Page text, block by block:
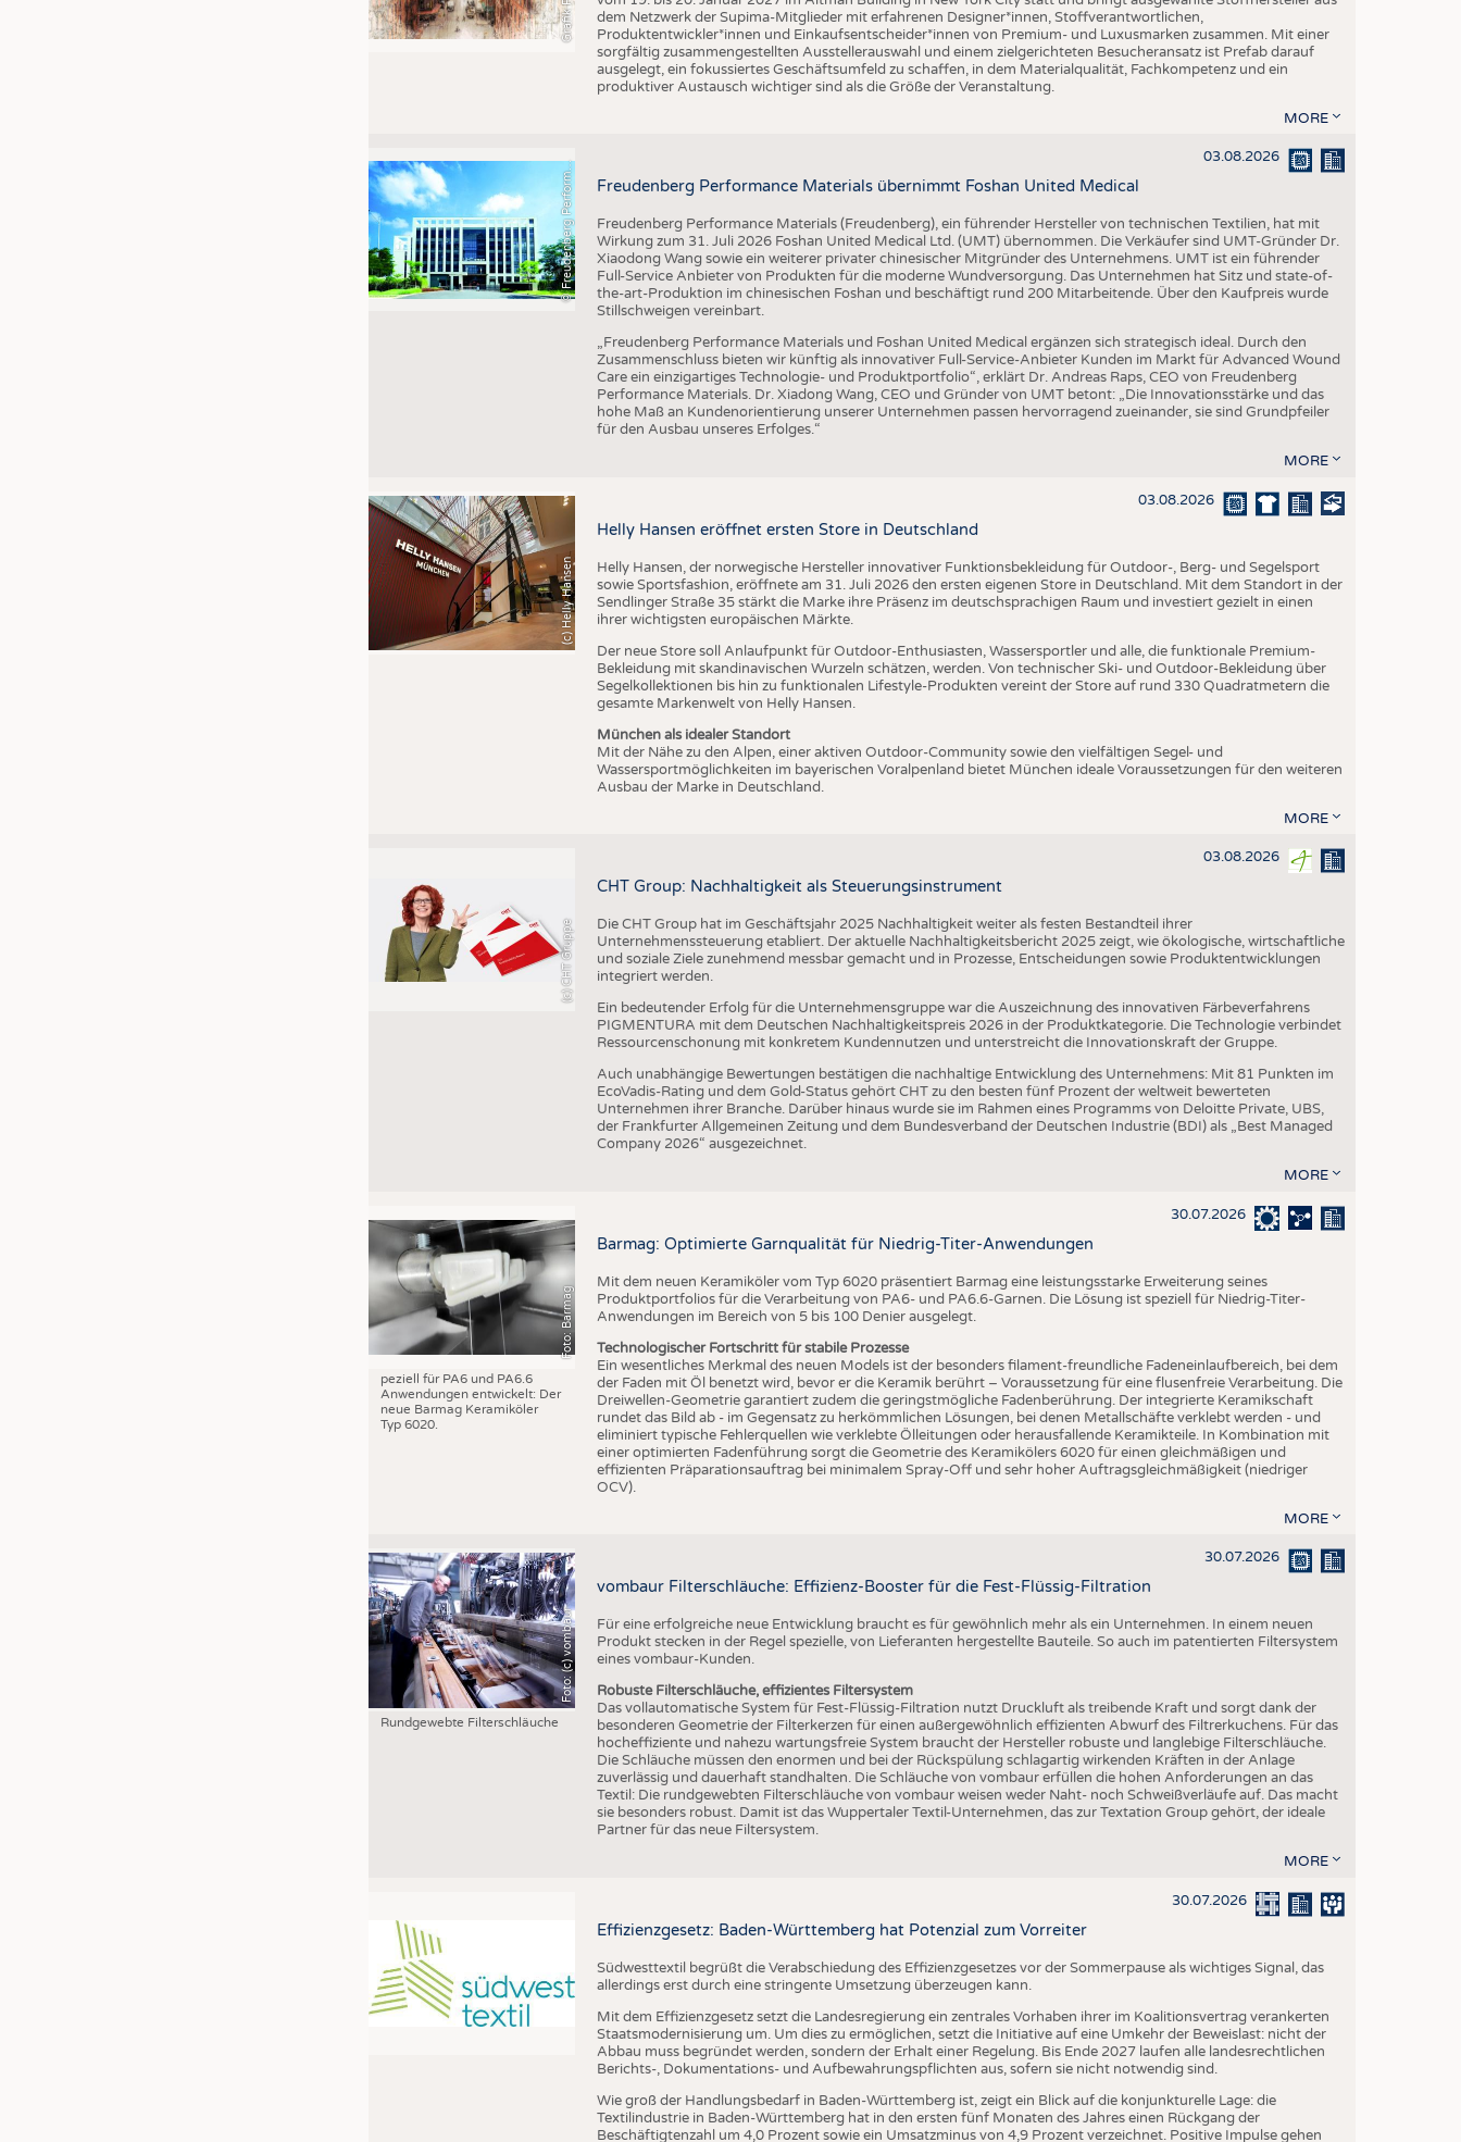
dem Netzwerk der Supima-Mitglieder mit erfahrenen Designer*innen, Stoffverantwortlichen,
Produktentwickler*innen und Einkaufsentscheider*innen von Premium- und Luxusmarken zusammen. Mit einer
sorgfältig zusammengestellten Ausstellerauswahl und einem zielgerichteten Besucheransatz ist Prefab darauf
ausgelegt, ein fokussiertes Geschäftsumfeld zu schaffen, in dem Materialqualität, Fachkompetenz und ein
produktiver Austausch wichtiger sind als die Größe der Veranstaltung.
MORE
©
F
r
e
u
d
e
n
b
e
r
g
P
e
r
f
o
r
m
a
n
c
e
M
a
t
e
r
i
a
l
s 03.08.2026
Freudenberg Performance Materials übernimmt Foshan United Medical
Freudenberg Performance Materials (Freudenberg), ein führender Hersteller von technischen Textilien, hat mit
Wirkung zum 31. Juli 2026 Foshan United Medical Ltd. (UMT) übernommen. Die Verkäufer sind UMT-Gründer Dr.
Xiaodong Wang sowie ein weiterer privater chinesischer Mitgründer des Unternehmens. UMT ist ein führender
Full-Service Anbieter von Produkten für die moderne Wundversorgung. Das Unternehmen hat Sitz und state-of-
the-art-Produktion im chinesischen Foshan und beschäftigt rund 200 Mitarbeitende. Über den Kaufpreis wurde
Stillschweigen vereinbart.
„Freudenberg Performance Materials und Foshan United Medical ergänzen sich strategisch ideal. Durch den
Zusammenschluss bieten wir künftig als innovativer Full-Service-Anbieter Kunden im Markt für Advanced Wound
Care ein einzigartiges Technologie- und Produktportfolio“, erklärt Dr. Andreas Raps, CEO von Freudenberg
Performance Materials. Dr. Xiadong Wang, CEO und Gründer von UMT betont: „Die Innovationsstärke und das
hohe Maß an Kundenorientierung unserer Unternehmen passen hervorragend zueinander, sie sind Grundpfeiler
für den Ausbau unseres Erfolges.“
MORE
(c) Helly Hansen
03.08.2026
Helly Hansen eröffnet ersten Store in Deutschland
Helly Hansen, der norwegische Hersteller innovativer Funktionsbekleidung für Outdoor-, Berg- und Segelsport
sowie Sportsfashion, eröffnete am 31. Juli 2026 den ersten eigenen Store in Deutschland. Mit dem Standort in der
Sendlinger Straße 35 stärkt die Marke ihre Präsenz im deutschsprachigen Raum und investiert gezielt in einen
ihrer wichtigsten europäischen Märkte.
Der neue Store soll Anlaufpunkt für Outdoor-Enthusiasten, Wassersportler und alle, die funktionale Premium-
Bekleidung mit skandinavischen Wurzeln schätzen, werden. Von technischer Ski- und Outdoor-Bekleidung über
Segelkollektionen bis hin zu funktionalen Lifestyle-Produkten vereint der Store auf rund 330 Quadratmetern die
gesamte Markenwelt von Helly Hansen.
München als idealer Standort
Mit der Nähe zu den Alpen, einer aktiven Outdoor-Community sowie den vielfältigen Segel- und
Wassersportmöglichkeiten im bayerischen Voralpenland bietet München ideale Voraussetzungen für den weiteren
Ausbau der Marke in Deutschland.
MORE
(c) CHT Gruppe
03.08.2026
CHT Group: Nachhaltigkeit als Steuerungsinstrument
Die CHT Group hat im Geschäftsjahr 2025 Nachhaltigkeit weiter als festen Bestandteil ihrer
Unternehmenssteuerung etabliert. Der aktuelle Nachhaltigkeitsbericht 2025 zeigt, wie ökologische, wirtschaftliche
und soziale Ziele zunehmend messbar gemacht und in Prozesse, Entscheidungen sowie Produktentwicklungen
integriert werden.
Ein bedeutender Erfolg für die Unternehmensgruppe war die Auszeichnung des innovativen Färbeverfahrens
PIGMENTURA mit dem Deutschen Nachhaltigkeitspreis 2026 in der Produktkategorie. Die Technologie verbindet
Ressourcenschonung mit konkretem Kundennutzen und unterstreicht die Innovationskraft der Gruppe.
Auch unabhängige Bewertungen bestätigen die nachhaltige Entwicklung des Unternehmens: Mit 81 Punkten im
EcoVadis-Rating und dem Gold-Status gehört CHT zu den besten fünf Prozent der weltweit bewerteten
Unternehmen ihrer Branche. Darüber hinaus wurde sie im Rahmen eines Programms von Deloitte Private, UBS,
der Frankfurter Allgemeinen Zeitung und dem Bundesverband der Deutschen Industrie (BDI) als „Best Managed
Company 2026“ ausgezeichnet.
MORE
Foto: Barmag
peziell für PA6 und PA6.6
Anwendungen entwickelt: Der
neue Barmag Keramiköler
Typ 6020.
30.07.2026
Barmag: Optimierte Garnqualität für Niedrig-Titer-Anwendungen
Mit dem neuen Keramiköler vom Typ 6020 präsentiert Barmag eine leistungsstarke Erweiterung seines
Produktportfolios für die Verarbeitung von PA6- und PA6.6-Garnen. Die Lösung ist speziell für Niedrig-Titer-
Anwendungen im Bereich von 5 bis 100 Denier ausgelegt.
Technologischer Fortschritt für stabile Prozesse
Ein wesentliches Merkmal des neuen Models ist der besonders filament-freundliche Fadeneinlaufbereich, bei dem
der Faden mit Öl benetzt wird, bevor er die Keramik berührt – Voraussetzung für eine flusenfreie Verarbeitung. Die
Dreiwellen-Geometrie garantiert zudem die geringstmögliche Fadenberührung. Der integrierte Keramikschaft
rundet das Bild ab - im Gegensatz zu herkömmlichen Lösungen, bei denen Metallschäfte verklebt werden - und
eliminiert typische Fehlerquellen wie verklebte Ölleitungen oder herausfallende Keramikteile. In Kombination mit
einer optimierten Fadenführung sorgt die Geometrie des Keramikölers 6020 für einen gleichmäßigen und
effizienten Präparationsauftrag bei minimalem Spray-Off und sehr hoher Auftragsgleichmäßigkeit (niedriger
OCV).
MORE
Foto: (c) vombaur
Rundgewebte Filterschläuche
30.07.2026
vombaur Filterschläuche: Effizienz-Booster für die Fest-Flüssig-Filtration
Für eine erfolgreiche neue Entwicklung braucht es für gewöhnlich mehr als ein Unternehmen. In einem neuen
Produkt stecken in der Regel spezielle, von Lieferanten hergestellte Bauteile. So auch im patentierten Filtersystem
eines vombaur-Kunden.
Robuste Filterschläuche, effizientes Filtersystem
Das vollautomatische System für Fest-Flüssig-Filtration nutzt Druckluft als treibende Kraft und sorgt dank der
besonderen Geometrie der Filterkerzen für einen außergewöhnlich effizienten Abwurf des Filtrerkuchens. Für das
hocheffiziente und nahezu wartungsfreie System braucht der Hersteller robuste und langlebige Filterschläuche.
Die Schläuche müssen den enormen und bei der Rückspülung schlagartig wirkenden Kräften in der Anlage
zuverlässig und dauerhaft standhalten. Die Schläuche von vombaur erfüllen die hohen Anforderungen an das
Textil: Die rundgewebten Filterschläuche von vombaur weisen weder Naht- noch Schweißverläufe auf. Das macht
sie besonders robust. Damit ist das Wuppertaler Textil-Unternehmen, das zur Textation Group gehört, der ideale
Partner für das neue Filtersystem.
MORE
30.07.2026
Effizienzgesetz: Baden-Württemberg hat Potenzial zum Vorreiter
Südwesttextil begrüßt die Verabschiedung des Effizienzgesetzes vor der Sommerpause als wichtiges Signal, das
allerdings erst durch eine stringente Umsetzung überzeugen kann.
Mit dem Effizienzgesetz setzt die Landesregierung ein zentrales Vorhaben ihrer im Koalitionsvertrag verankerten
Staatsmodernisierung um. Um dies zu ermöglichen, setzt die Initiative auf eine Umkehr der Beweislast: nicht der
Abbau muss begründet werden, sondern der Erhalt einer Regelung. Bis Ende 2027 laufen alle landesrechtlichen
Berichts-, Dokumentations- und Aufbewahrungspflichten aus, sofern sie nicht notwendig sind.
Wie groß der Handlungsbedarf in Baden-Württemberg ist, zeigt ein Blick auf die konjunkturelle Lage: die
Textilindustrie in Baden-Württemberg hat in den ersten fünf Monaten des Jahres einen Rückgang der
Beschäftigtenzahl um 4,0 Prozent sowie ein Umsatzminus von 4,9 Prozent verzeichnet. Positive Impulse gehen